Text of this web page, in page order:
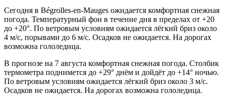
Сегодня в Bégrolles-en-Mauges ожидается комфортная снежная
погода. Температурный фон в течение дня в пределах от +20
до +20°. По ветровым условиям ожидается лёгкий бриз около
4 м/с, порывами до 6 м/с. Осадков не ожидается. На дорогах
возможна гололедица.
В прогнозе на 7 августа комфортная снежная погода. Столбик
термометра поднимется до +29° днём и дойдёт до +14° ночью.
По ветровым условиям ожидается лёгкий бриз около 3 м/с.
Осадков не ожидается. На дорогах возможна гололедица.